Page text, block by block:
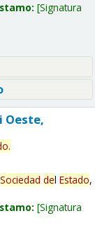
Signatura
Oeste,
.
Sociedad del Estado,
Signatura